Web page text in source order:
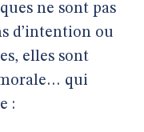
ne sont pas
d’intention ou
elles sont
qui
: